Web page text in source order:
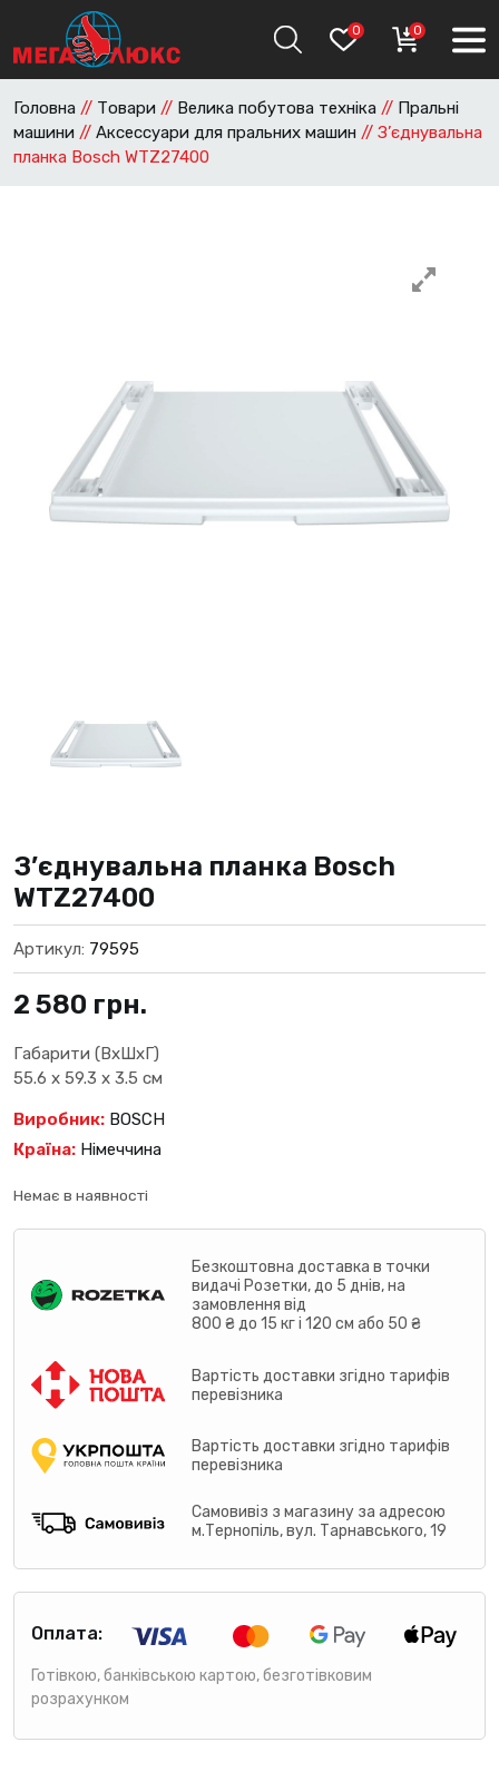
0 0
Головна // Товари // Велика побутова техніка // Пральні
машини // Аксессуари для пральних машин // З’єднувальна
планка Bosch WTZ27400
З’єднувальна планка Bosch
WTZ27400
Артикул: 79595
2 580 грн.
Габарити (ВхШхГ)
55.6 x 59.3 x 3.5 см
Виробник: BOSCH
Країна: Німеччина
Немає в наявності
Безкоштовна доставка в точки
видачі Розетки, до 5 днів, на
замовлення від
800 ₴ до 15 кг і 120 см або 50 ₴
Вартість доставки згідно тарифів
перевізника
Вартість доставки згідно тарифів
перевізника
Самовивіз з магазину за адресою
м.Тернопіль, вул. Тарнавського, 19
Оплата:
Готівкою, банківською картою, безготівковим
розрахунком